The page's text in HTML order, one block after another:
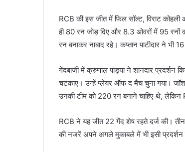
RCB की इस जीत में फिल सॉल्ट, विराट
ही 80 रन जोड़ दिए और 8.3 ओवरों में 95 रनों
रन बनाकर नाबाद रहे। कप्तान पाटीदार ने भी
गेंदबाजी में क्रुणाल पांड्या ने शानदार
चटकाए। उन्हें प्लेयर ऑफ द मैच चुना गया। जॉश
उनकी टीम को 220 रन बनाने चाहिए थे, लेकिन
RCB ने यह जीत 22 गेंद शेष रहते दर्ज की।
की नजरें अपने अगले मुकाबले में भी इसी प्रदर्शन